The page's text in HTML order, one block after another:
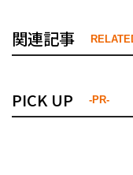
関連記事
PICK UP -PR-